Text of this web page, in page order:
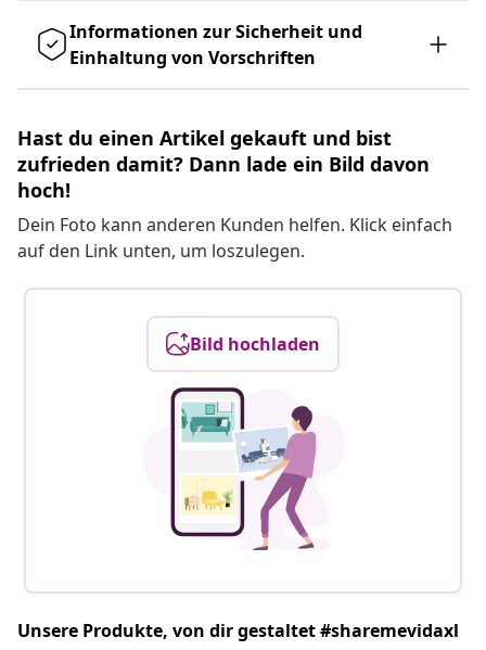
Informationen zur Sicherheit und
Einhaltung von Vorschriften
Hast du einen Artikel gekauft und bist
zufrieden damit? Dann lade ein Bild davon
hoch!
Dein Foto kann anderen Kunden helfen. Klick einfach
auf den Link unten, um loszulegen.
Bild hochladen
Unsere Produkte, von dir gestaltet #sharemevidaxl